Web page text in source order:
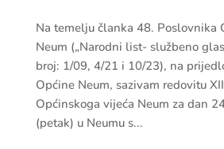
Na temelju članka 48. Poslovnika
Neum („Narodni list- službeno
broj: 1/09, 4/21 i 10/23), na
Općine Neum, sazivam redovitu
Općinskoga vijeća Neum za dan
(petak) u Neumu s...